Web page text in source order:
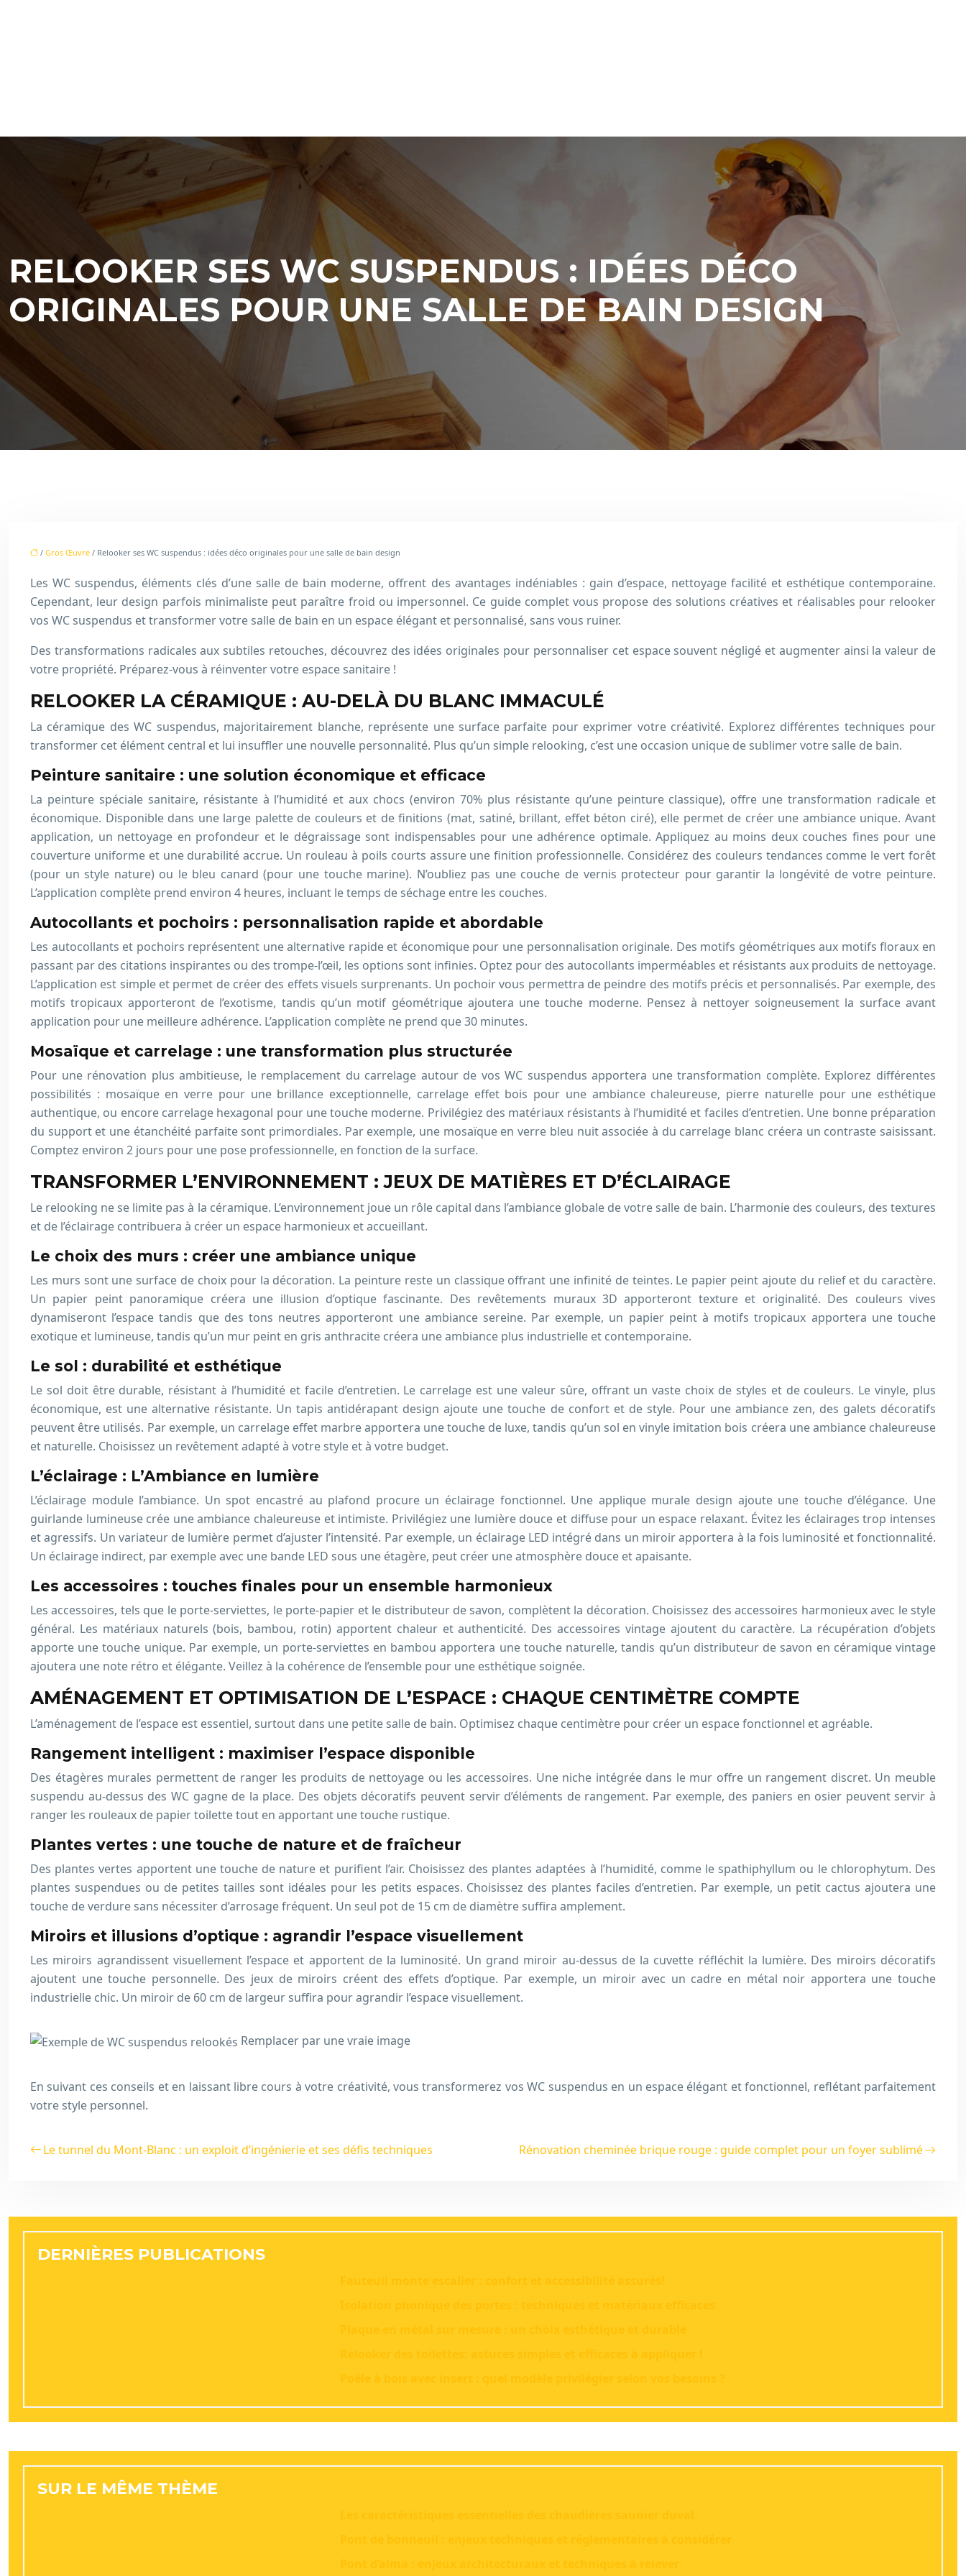
RELOOKER SES WC SUSPENDUS : IDÉES DÉCO
ORIGINALES POUR UNE SALLE DE BAIN DESIGN
/ Gros Œuvre / Relooker ses WC suspendus : idées déco originales pour une salle de bain design
Les WC suspendus, éléments clés d’une salle de bain moderne, offrent des avantages indéniables : gain d’espace, nettoyage facilité et esthétique contemporaine.
Cependant, leur design parfois minimaliste peut paraître froid ou impersonnel. Ce guide complet vous propose des solutions créatives et réalisables pour relooker
vos WC suspendus et transformer votre salle de bain en un espace élégant et personnalisé, sans vous ruiner.
Des transformations radicales aux subtiles retouches, découvrez des idées originales pour personnaliser cet espace souvent négligé et augmenter ainsi la valeur de
votre propriété. Préparez-vous à réinventer votre espace sanitaire !
RELOOKER LA CÉRAMIQUE : AU-DELÀ DU BLANC IMMACULÉ
La céramique des WC suspendus, majoritairement blanche, représente une surface parfaite pour exprimer votre créativité. Explorez différentes techniques pour
transformer cet élément central et lui insuffler une nouvelle personnalité. Plus qu’un simple relooking, c’est une occasion unique de sublimer votre salle de bain.
Peinture sanitaire : une solution économique et efficace
La peinture spéciale sanitaire, résistante à l’humidité et aux chocs (environ 70% plus résistante qu’une peinture classique), offre une transformation radicale et
économique. Disponible dans une large palette de couleurs et de finitions (mat, satiné, brillant, effet béton ciré), elle permet de créer une ambiance unique. Avant
application, un nettoyage en profondeur et le dégraissage sont indispensables pour une adhérence optimale. Appliquez au moins deux couches fines pour une
couverture uniforme et une durabilité accrue. Un rouleau à poils courts assure une finition professionnelle. Considérez des couleurs tendances comme le vert forêt
(pour un style nature) ou le bleu canard (pour une touche marine). N’oubliez pas une couche de vernis protecteur pour garantir la longévité de votre peinture.
L’application complète prend environ 4 heures, incluant le temps de séchage entre les couches.
Autocollants et pochoirs : personnalisation rapide et abordable
Les autocollants et pochoirs représentent une alternative rapide et économique pour une personnalisation originale. Des motifs géométriques aux motifs floraux en
passant par des citations inspirantes ou des trompe-l’œil, les options sont infinies. Optez pour des autocollants imperméables et résistants aux produits de nettoyage.
L’application est simple et permet de créer des effets visuels surprenants. Un pochoir vous permettra de peindre des motifs précis et personnalisés. Par exemple, des
motifs tropicaux apporteront de l’exotisme, tandis qu’un motif géométrique ajoutera une touche moderne. Pensez à nettoyer soigneusement la surface avant
application pour une meilleure adhérence. L’application complète ne prend que 30 minutes.
Mosaïque et carrelage : une transformation plus structurée
Pour une rénovation plus ambitieuse, le remplacement du carrelage autour de vos WC suspendus apportera une transformation complète. Explorez différentes
possibilités : mosaïque en verre pour une brillance exceptionnelle, carrelage effet bois pour une ambiance chaleureuse, pierre naturelle pour une esthétique
authentique, ou encore carrelage hexagonal pour une touche moderne. Privilégiez des matériaux résistants à l’humidité et faciles d’entretien. Une bonne préparation
du support et une étanchéité parfaite sont primordiales. Par exemple, une mosaïque en verre bleu nuit associée à du carrelage blanc créera un contraste saisissant.
Comptez environ 2 jours pour une pose professionnelle, en fonction de la surface.
TRANSFORMER L’ENVIRONNEMENT : JEUX DE MATIÈRES ET D’ÉCLAIRAGE
Le relooking ne se limite pas à la céramique. L’environnement joue un rôle capital dans l’ambiance globale de votre salle de bain. L’harmonie des couleurs, des textures
et de l’éclairage contribuera à créer un espace harmonieux et accueillant.
Le choix des murs : créer une ambiance unique
Les murs sont une surface de choix pour la décoration. La peinture reste un classique offrant une infinité de teintes. Le papier peint ajoute du relief et du caractère.
Un papier peint panoramique créera une illusion d’optique fascinante. Des revêtements muraux 3D apporteront texture et originalité. Des couleurs vives
dynamiseront l’espace tandis que des tons neutres apporteront une ambiance sereine. Par exemple, un papier peint à motifs tropicaux apportera une touche
exotique et lumineuse, tandis qu’un mur peint en gris anthracite créera une ambiance plus industrielle et contemporaine.
Le sol : durabilité et esthétique
Le sol doit être durable, résistant à l’humidité et facile d’entretien. Le carrelage est une valeur sûre, offrant un vaste choix de styles et de couleurs. Le vinyle, plus
économique, est une alternative résistante. Un tapis antidérapant design ajoute une touche de confort et de style. Pour une ambiance zen, des galets décoratifs
peuvent être utilisés. Par exemple, un carrelage effet marbre apportera une touche de luxe, tandis qu’un sol en vinyle imitation bois créera une ambiance chaleureuse
et naturelle. Choisissez un revêtement adapté à votre style et à votre budget.
L’éclairage : L’Ambiance en lumière
L’éclairage module l’ambiance. Un spot encastré au plafond procure un éclairage fonctionnel. Une applique murale design ajoute une touche d’élégance. Une
guirlande lumineuse crée une ambiance chaleureuse et intimiste. Privilégiez une lumière douce et diffuse pour un espace relaxant. Évitez les éclairages trop intenses
et agressifs. Un variateur de lumière permet d’ajuster l’intensité. Par exemple, un éclairage LED intégré dans un miroir apportera à la fois luminosité et fonctionnalité.
Un éclairage indirect, par exemple avec une bande LED sous une étagère, peut créer une atmosphère douce et apaisante.
Les accessoires : touches finales pour un ensemble harmonieux
Les accessoires, tels que le porte-serviettes, le porte-papier et le distributeur de savon, complètent la décoration. Choisissez des accessoires harmonieux avec le style
général. Les matériaux naturels (bois, bambou, rotin) apportent chaleur et authenticité. Des accessoires vintage ajoutent du caractère. La récupération d’objets
apporte une touche unique. Par exemple, un porte-serviettes en bambou apportera une touche naturelle, tandis qu’un distributeur de savon en céramique vintage
ajoutera une note rétro et élégante. Veillez à la cohérence de l’ensemble pour une esthétique soignée.
AMÉNAGEMENT ET OPTIMISATION DE L’ESPACE : CHAQUE CENTIMÈTRE COMPTE
L’aménagement de l’espace est essentiel, surtout dans une petite salle de bain. Optimisez chaque centimètre pour créer un espace fonctionnel et agréable.
Rangement intelligent : maximiser l’espace disponible
Des étagères murales permettent de ranger les produits de nettoyage ou les accessoires. Une niche intégrée dans le mur offre un rangement discret. Un meuble
suspendu au-dessus des WC gagne de la place. Des objets décoratifs peuvent servir d’éléments de rangement. Par exemple, des paniers en osier peuvent servir à
ranger les rouleaux de papier toilette tout en apportant une touche rustique.
Plantes vertes : une touche de nature et de fraîcheur
Des plantes vertes apportent une touche de nature et purifient l’air. Choisissez des plantes adaptées à l’humidité, comme le spathiphyllum ou le chlorophytum. Des
plantes suspendues ou de petites tailles sont idéales pour les petits espaces. Choisissez des plantes faciles d’entretien. Par exemple, un petit cactus ajoutera une
touche de verdure sans nécessiter d’arrosage fréquent. Un seul pot de 15 cm de diamètre suffira amplement.
Miroirs et illusions d’optique : agrandir l’espace visuellement
Les miroirs agrandissent visuellement l’espace et apportent de la luminosité. Un grand miroir au-dessus de la cuvette réfléchit la lumière. Des miroirs décoratifs
ajoutent une touche personnelle. Des jeux de miroirs créent des effets d’optique. Par exemple, un miroir avec un cadre en métal noir apportera une touche
industrielle chic. Un miroir de 60 cm de largeur suffira pour agrandir l’espace visuellement.
Remplacer par une vraie image
En suivant ces conseils et en laissant libre cours à votre créativité, vous transformerez vos WC suspendus en un espace élégant et fonctionnel, reflétant parfaitement
votre style personnel.
Le tunnel du Mont-Blanc : un exploit d’ingénierie et ses défis techniques Rénovation cheminée brique rouge : guide complet pour un foyer sublimé
DERNIÈRES PUBLICATIONS
Fauteuil monte escalier : confort et accessibilité assurés!
Isolation phonique des portes : techniques et matériaux efficaces
Plaque en métal sur mesure : un choix esthétique et durable
Relooker des toilettes: astuces simples et efficaces à appliquer !
Poêle à bois avec insert : quel modèle privilégier selon vos besoins ?
SUR LE MÊME THÈME
Les caractéristiques essentielles des chaudières saunier duval
Pont de bonneuil : enjeux techniques et réglementaires à considérer
Pont d’alma : enjeux architecturaux et techniques à relever